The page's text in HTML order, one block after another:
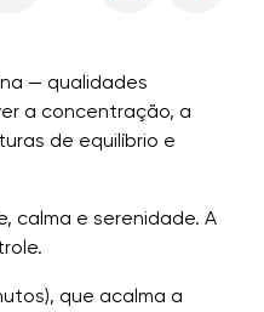
— qualidades
a concentração, a
de equilíbrio e
calma e serenidade. A
que acalma a